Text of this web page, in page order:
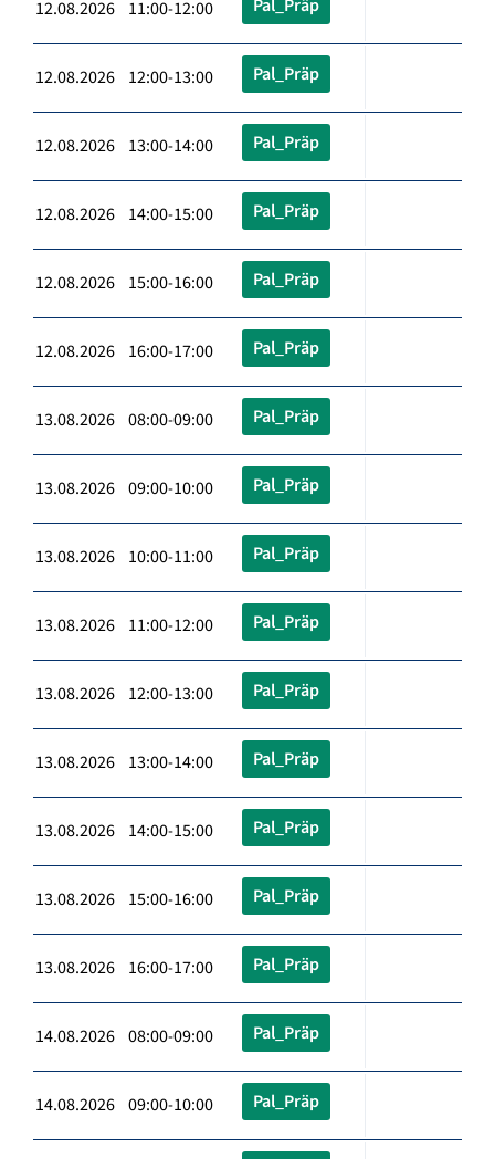
12.08.2026 11:00-12:00 Pal_Präp
12.08.2026 12:00-13:00 Pal_Präp
12.08.2026 13:00-14:00 Pal_Präp
12.08.2026 14:00-15:00 Pal_Präp
12.08.2026 15:00-16:00 Pal_Präp
12.08.2026 16:00-17:00 Pal_Präp
13.08.2026 08:00-09:00 Pal_Präp
13.08.2026 09:00-10:00 Pal_Präp
13.08.2026 10:00-11:00 Pal_Präp
13.08.2026 11:00-12:00 Pal_Präp
13.08.2026 12:00-13:00 Pal_Präp
13.08.2026 13:00-14:00 Pal_Präp
13.08.2026 14:00-15:00 Pal_Präp
13.08.2026 15:00-16:00 Pal_Präp
13.08.2026 16:00-17:00 Pal_Präp
14.08.2026 08:00-09:00 Pal_Präp
14.08.2026 09:00-10:00 Pal_Präp